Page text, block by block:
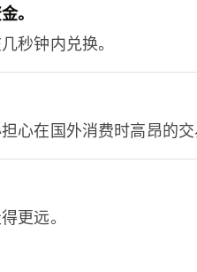
。
秒钟内兑换。
心在国外消费时高昂的交
更远。